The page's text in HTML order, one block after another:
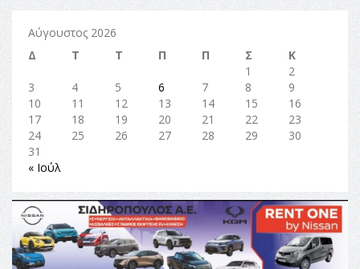
Αύγουστος 2026
Δ
Τ Τ Π Π Σ
Κ
1
2
3
4 5 6 7 8
9
10
11 12 13 14 15
16
17
18 19 20 21 22
23
24
25 26 27 28 29
30
31
« Ιούλ